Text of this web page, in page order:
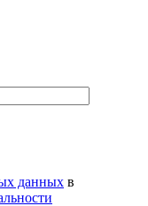
данных в